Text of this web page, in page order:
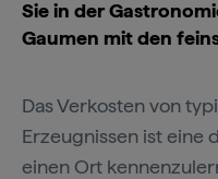
Sie in der
Gaumen mit den
Das Verkosten von
Erzeugnissen ist eine
einen Ort